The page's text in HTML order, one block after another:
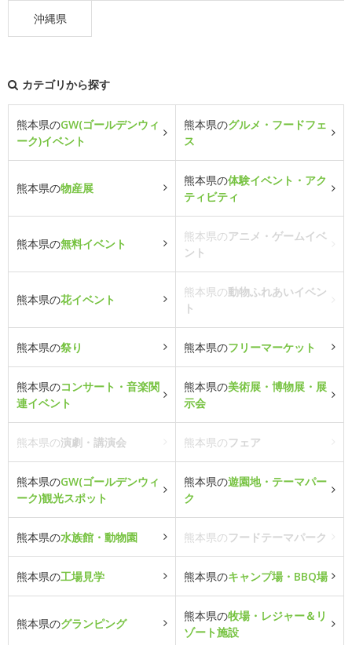
沖縄県
カテゴリから探す
熊本県のGW(ゴールデンウィ
ーク)イベント
熊本県のグルメ・フードフェ
ス
熊本県の物産展
熊本県の体験イベント・アク
ティビティ
熊本県の無料イベント
熊本県のアニメ・ゲームイベ
ント
熊本県の花イベント
熊本県の動物ふれあいイベン
ト
熊本県の祭り 熊本県のフリーマーケット
熊本県のコンサート・音楽関
連イベント
熊本県の美術展・博物展・展
示会
熊本県の演劇・講演会 熊本県のフェア
熊本県のGW(ゴールデンウィ
ーク)観光スポット
熊本県の遊園地・テーマパー
ク
熊本県の水族館・動物園 熊本県のフードテーマパーク
熊本県の工場見学 熊本県のキャンプ場・BBQ場
熊本県のグランピング
熊本県の牧場・レジャー＆リ
ゾート施設